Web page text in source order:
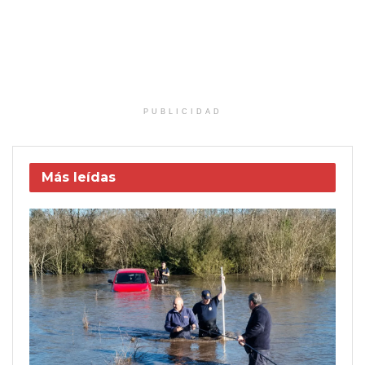
PUBLICIDAD
Más leídas